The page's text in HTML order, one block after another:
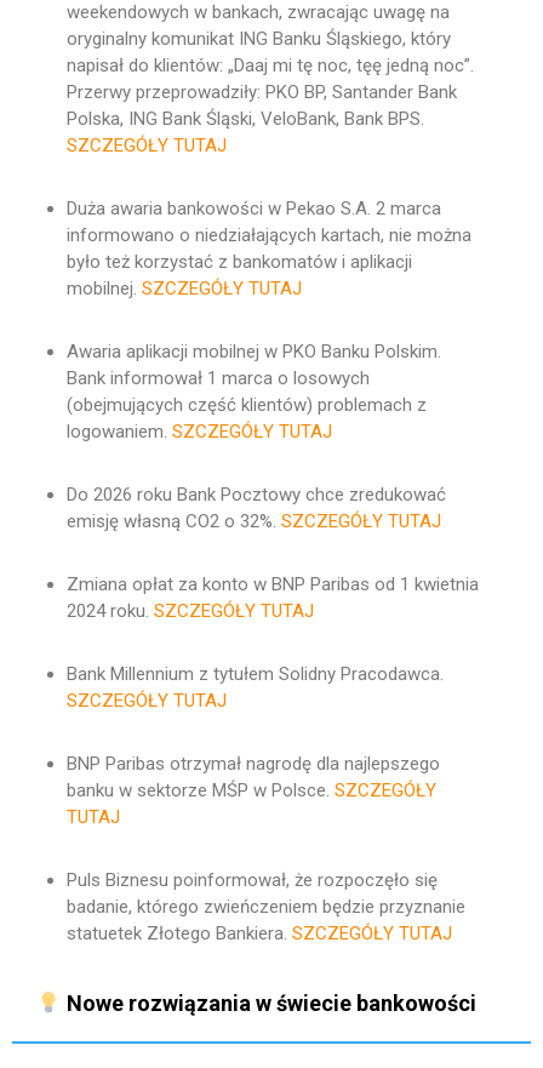
weekendowych w bankach, zwracając uwagę na
oryginalny komunikat ING Banku Śląskiego, który
napisał do klientów: „Daaj mi tę noc, tęę jedną noc”.
Przerwy przeprowadziły: PKO BP, Santander Bank
Polska, ING Bank Śląski, VeloBank, Bank BPS.
SZCZEGÓŁY TUTAJ
Duża awaria bankowości w Pekao S.A. 2 marca
informowano o niedziałających kartach, nie można
było też korzystać z bankomatów i aplikacji
mobilnej. SZCZEGÓŁY TUTAJ
Awaria aplikacji mobilnej w PKO Banku Polskim.
Bank informował 1 marca o losowych
(obejmujących część klientów) problemach z
logowaniem. SZCZEGÓŁY TUTAJ
Do 2026 roku Bank Pocztowy chce zredukować
emisję własną CO2 o 32%. SZCZEGÓŁY TUTAJ
Zmiana opłat za konto w BNP Paribas od 1 kwietnia
2024 roku. SZCZEGÓŁY TUTAJ
Bank Millennium z tytułem Solidny Pracodawca.
SZCZEGÓŁY TUTAJ
BNP Paribas otrzymał nagrodę dla najlepszego
banku w sektorze MŚP w Polsce. SZCZEGÓŁY
TUTAJ
Puls Biznesu poinformował, że rozpoczęło się
badanie, którego zwieńczeniem będzie przyznanie
statuetek Złotego Bankiera. SZCZEGÓŁY TUTAJ
Nowe rozwiązania w świecie bankowości